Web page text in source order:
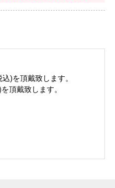
込)を頂戴致します。
頂戴致します。